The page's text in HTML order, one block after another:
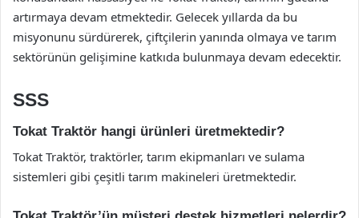
artırmaya devam etmektedir. Gelecek yıllarda da bu
misyonunu sürdürerek, çiftçilerin yanında olmaya ve tarım
sektörünün gelişimine katkıda bulunmaya devam edecektir.
SSS
Tokat Traktör hangi ürünleri üretmektedir?
Tokat Traktör, traktörler, tarım ekipmanları ve sulama
sistemleri gibi çeşitli tarım makineleri üretmektedir.